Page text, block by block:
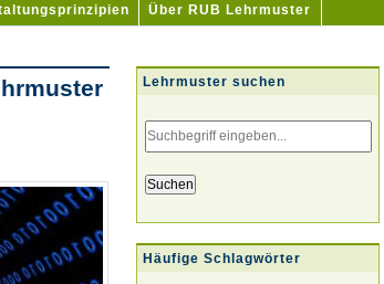
Über RUB Lehrmuster
Lehrmuster suchen
Eingabe
des
Häufige Schlagwörter